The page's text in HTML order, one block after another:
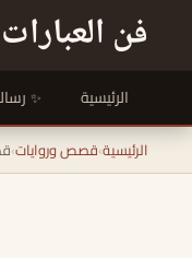
فن العبارات
الرئيسية
الرئيسية›قصص وروايات›